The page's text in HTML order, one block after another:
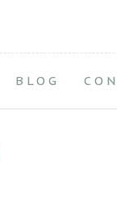
BLOG